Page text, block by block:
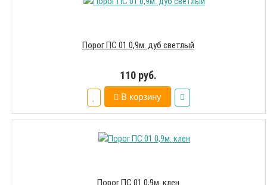
Порог ПС 01 0,9м. дуб светлый
110 руб.
В корзину
Порог ПС 01 0,9м. клен